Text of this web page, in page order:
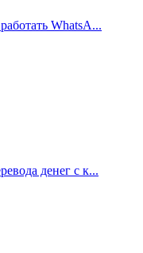
WhatsA...
денег с к...